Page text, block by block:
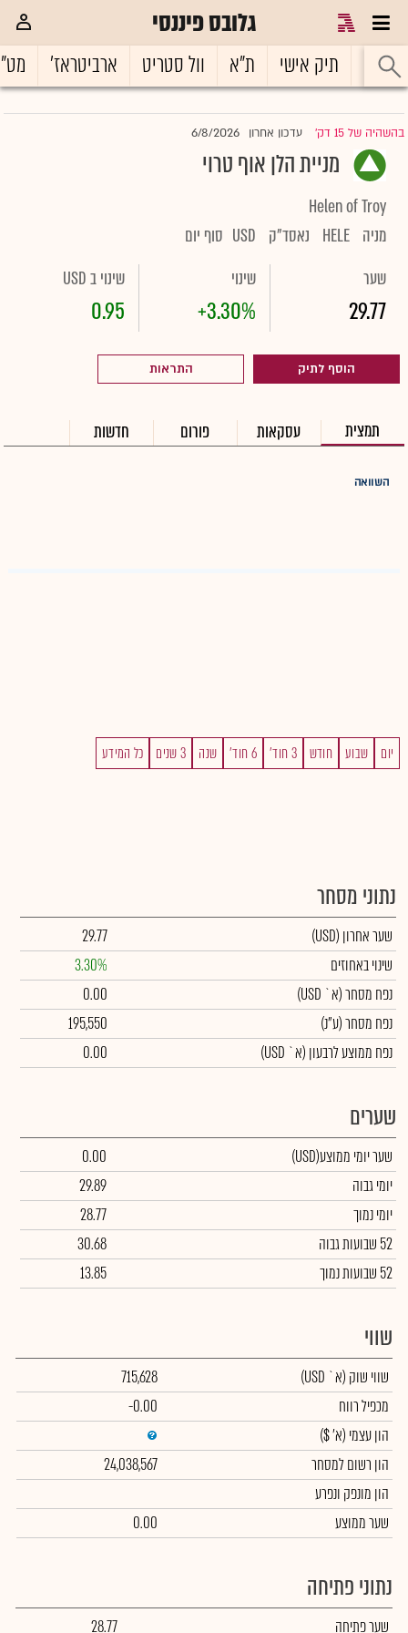
גלובס פיננסי
ראשי תיק אישי ת"א וול סטריט ארביטראז'
בהשהיה של 15 דק' |עדכון אחרון 6/8/2026
מניית הלן אוף טרוי
Helen of Troy
מניה HELE נאסד"ק USD סוף יום
שער
29.77
שינוי
+3.30%
שינוי ב USD
0.95
הוסף לתיק התראות
תמצית עסקאות פורום חדשות
השוואה
יום שבוע חודש 3 חוד' 6 חוד' שנה 3 שנים כל המידע
נתוני מסחר
שער אחרון (USD)
29.77
שינוי באחוזים
3.30%
נפח מסחר(א` USD)
0.00
נפח מסחר(ע"נ)
195,550
נפח ממוצע לרבעון (א` USD)
0.00
שערים
שער יומי ממוצע(USD)
0.00
יומי גבוה
29.89
יומי נמוך
28.77
52 שבועות גבוה
30.68
52 שבועות נמוך
13.85
שווי
שווי שוק (א` USD)
715,628
מכפיל רווח
-0.00
הון עצמי (א' $)
הון רשום למסחר
24,038,567
הון מונפק ונפרע
שער ממוצע
0.00
נתוני פתיחה
שער פתיחה 28.77